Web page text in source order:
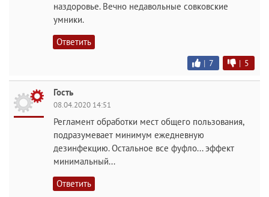
наздоровье. Вечно недавольные совковские
умники.
Ответить
| 7 | 5
Гость
08.04.2020 14:51
Регламент обработки мест общего пользования,
подразумевает минимум ежедневную
дезинфекцию. Остальное все фуфло... эффект
минимальный...
Ответить